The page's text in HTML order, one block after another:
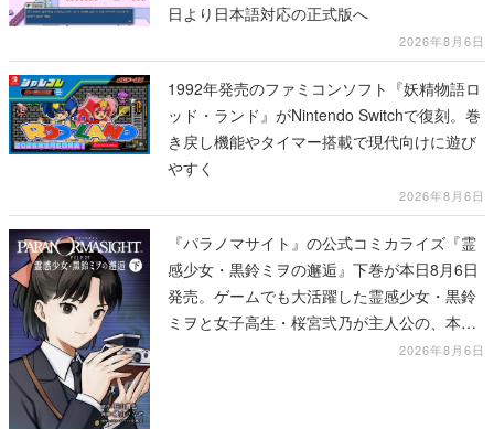
日より日本語対応の正式版へ
2026年8月6日
1992年発売のファミコンソフト『妖精物語ロ
ッド・ランド』がNintendo Switchで復刻。巻
き戻し機能やタイマー搭載で現代向けに遊び
やすく
2026年8月6日
『パラノマサイト』の公式コミカライズ『霊
感少女・黒鈴ミヲの邂逅』下巻が本日8月6日
発売。ゲームでも大活躍した霊感少女・黒鈴
ミヲと女子高生・桜宮弐乃が主人公の、本編
2026年8月6日